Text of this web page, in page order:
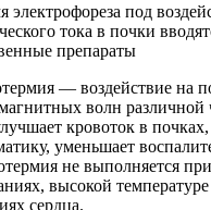
электрофореза под
тока в почки
препараты
— воздействие на
волн
кровоток в
уменьшает
не выполняется
высокой
сердца.